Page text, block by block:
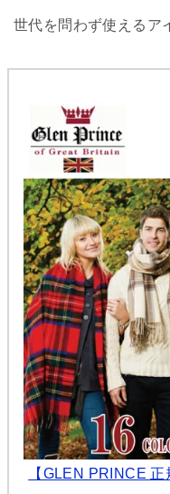
世代を問わず使えるア
【GLEN PRINCE